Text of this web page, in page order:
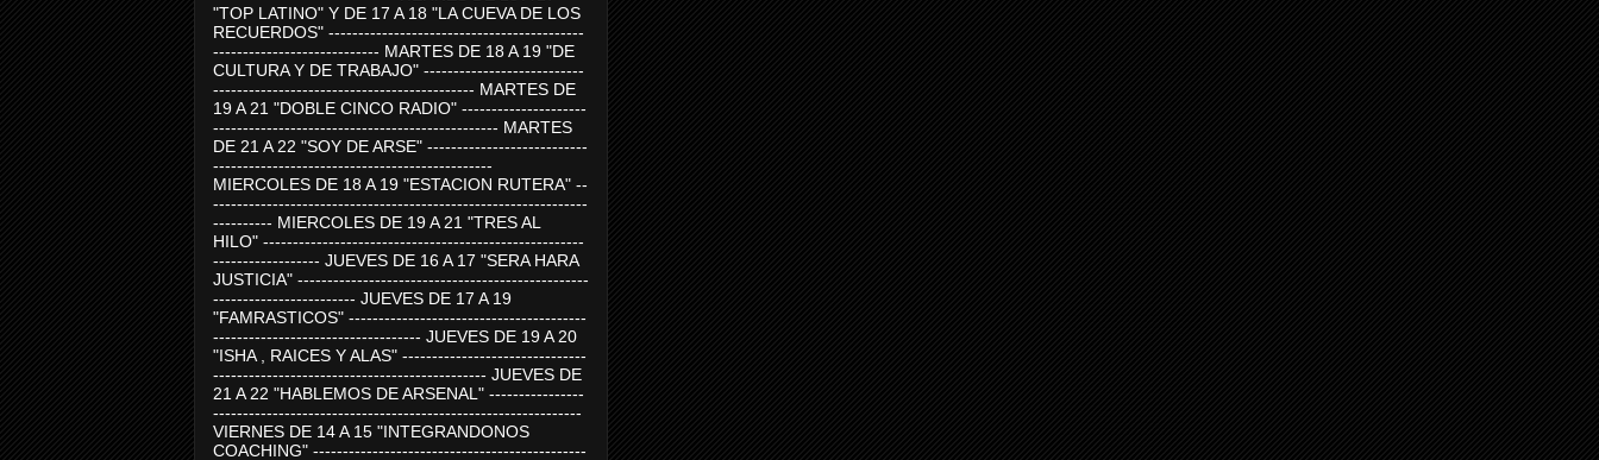
"TOP LATINO" Y DE 17 A 18 "LA CUEVA DE LOS
RECUERDOS" -------------------------------------------
---------------------------- MARTES DE 18 A 19 "DE
CULTURA Y DE TRABAJO" ---------------------------
-------------------------------------------- MARTES DE
19 A 21 "DOBLE CINCO RADIO" ---------------------
------------------------------------------------ MARTES
DE 21 A 22 "SOY DE ARSE" ---------------------------
-----------------------------------------------
MIERCOLES DE 18 A 19 "ESTACION RUTERA" --
---------------------------------------------------------------
---------- MIERCOLES DE 19 A 21 "TRES AL
HILO" ------------------------------------------------------
------------------ JUEVES DE 16 A 17 "SERA HARA
JUSTICIA" -------------------------------------------------
------------------------ JUEVES DE 17 A 19
"FAMRASTICOS" ----------------------------------------
----------------------------------- JUEVES DE 19 A 20
"ISHA , RAICES Y ALAS" -------------------------------
---------------------------------------------- JUEVES DE
21 A 22 "HABLEMOS DE ARSENAL" ----------------
--------------------------------------------------------------
VIERNES DE 14 A 15 "INTEGRANDONOS
COACHING" ----------------------------------------------